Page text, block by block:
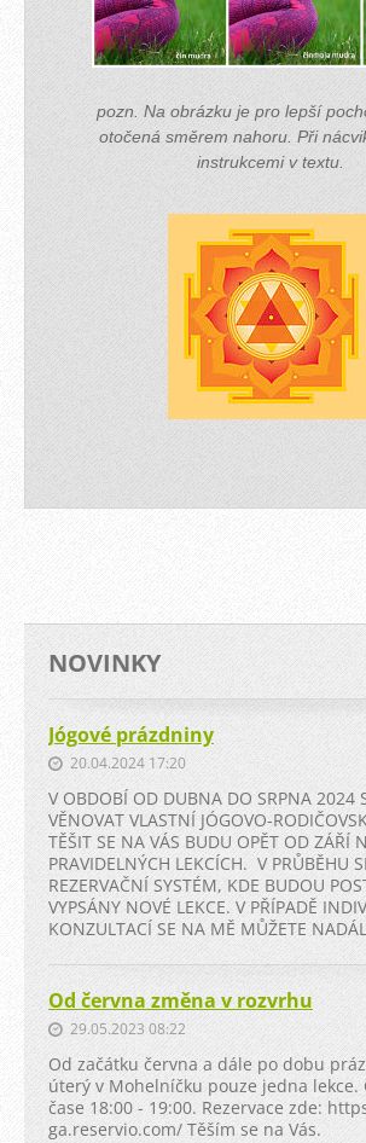
pozn. Na obrázku je pro lepší
otočená směrem nahoru. Při
instrukcemi v textu.
NOVINKY
Jógové prázdniny
20.04.2024 17:20
V OBDOBÍ OD DUBNA DO SRPNA 2024
VĚNOVAT VLASTNÍ JÓGOVO-
TĚŠIT SE NA VÁS BUDU OPĚT OD ZÁŘÍ
PRAVIDELNÝCH LEKCÍCH. V PRŮBĚHU
REZERVAČNÍ SYSTÉM, KDE BUDOU
VYPSÁNY NOVÉ LEKCE. V PŘÍPADĚ
KONZULTACÍ SE NA MĚ MŮŽETE
Od června změna v rozvrhu
29.05.2023 08:22
Od začátku června a dále po dobu
úterý v Mohelníčku pouze jedna lekce.
čase 18:00 - 19:00. Rezervace zde:
ga.reservio.com/ Těším se na Vás.